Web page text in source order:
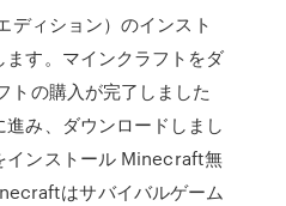
ディション）のインスト
す。マインクラフトをダ
トの購入が完了しました
み、ダウンロードしまし
インストール Minecraft無
はサバイバルゲーム